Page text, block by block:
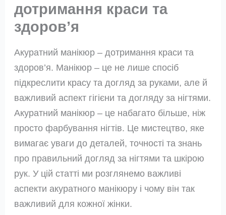
дотримання краси та
здоров’я
Акуратний манікюр – дотримання краси та
здоров’я. Манікюр – це не лише спосіб
підкреслити красу та догляд за руками, але й
важливий аспект гігієни та догляду за нігтями.
Акуратний манікюр – це набагато більше, ніж
просто фарбування нігтів. Це мистецтво, яке
вимагає уваги до деталей, точності та знань
про правильний догляд за нігтями та шкірою
рук. У цій статті ми розглянемо важливі
аспекти акуратного манікюру і чому він так
важливий для кожної жінки.